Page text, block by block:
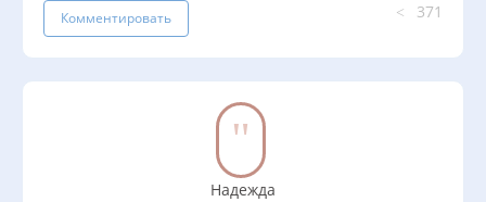
Комментировать 371
Надежда